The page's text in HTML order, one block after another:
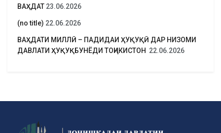
ВАҲДАТ 23.06.2026
(no title) 22.06.2026
ВАҲДАТИ МИЛЛӢ – ПАДИДАИ ҲУҚУҚӢ ДАР НИЗОМИ
ДАВЛАТИ ҲУҚУҚБУНЁДИ ТОҶИКИСТОН 22.06.2026